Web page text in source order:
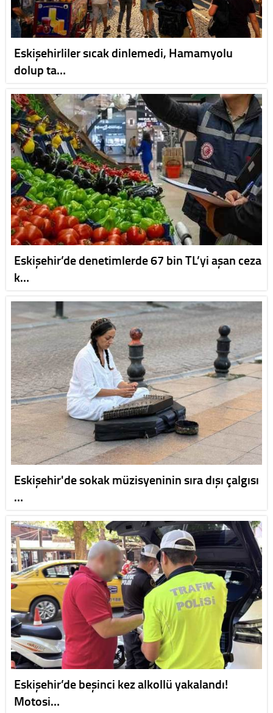
Eskişehirliler sıcak dinlemedi, Hamamyolu
dolup ta…
Eskişehir’de denetimlerde 67 bin TL’yi aşan ceza
k…
Eskişehir'de sokak müzisyeninin sıra dışı çalgısı
…
Eskişehir’de beşinci kez alkollü yakalandı!
Motosi…